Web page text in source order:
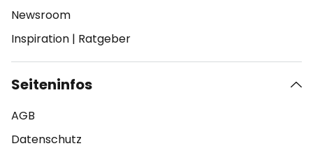
Newsroom
Inspiration | Ratgeber
Seiteninfos
AGB
Datenschutz